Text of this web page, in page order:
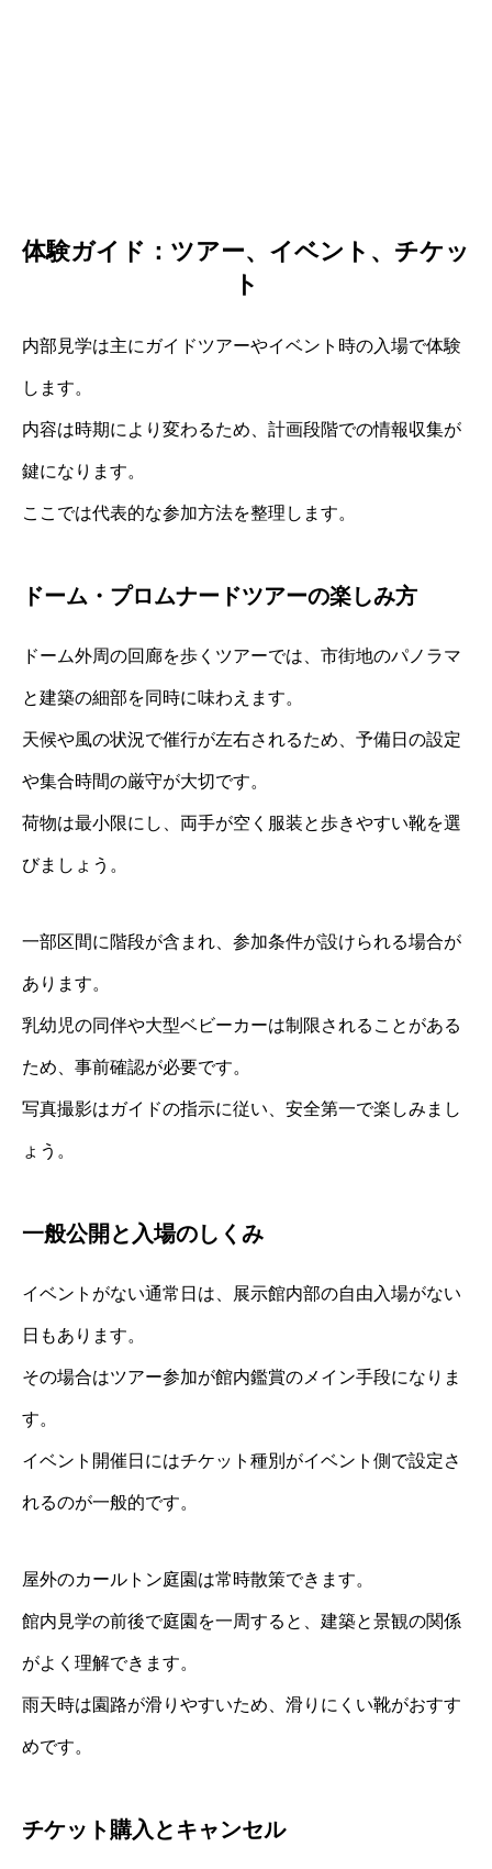
体験ガイド：ツアー、イベント、チケッ
ト
内部見学は主にガイドツアーやイベント時の入場で体験
します。
内容は時期により変わるため、計画段階での情報収集が
鍵になります。
ここでは代表的な参加方法を整理します。
ドーム・プロムナードツアーの楽しみ方
ドーム外周の回廊を歩くツアーでは、市街地のパノラマ
と建築の細部を同時に味わえます。
天候や風の状況で催行が左右されるため、予備日の設定
や集合時間の厳守が大切です。
荷物は最小限にし、両手が空く服装と歩きやすい靴を選
びましょう。
一部区間に階段が含まれ、参加条件が設けられる場合が
あります。
乳幼児の同伴や大型ベビーカーは制限されることがある
ため、事前確認が必要です。
写真撮影はガイドの指示に従い、安全第一で楽しみまし
ょう。
一般公開と入場のしくみ
イベントがない通常日は、展示館内部の自由入場がない
日もあります。
その場合はツアー参加が館内鑑賞のメイン手段になりま
す。
イベント開催日にはチケット種別がイベント側で設定さ
れるのが一般的です。
屋外のカールトン庭園は常時散策できます。
館内見学の前後で庭園を一周すると、建築と景観の関係
がよく理解できます。
雨天時は園路が滑りやすいため、滑りにくい靴がおすす
めです。
チケット購入とキャンセル